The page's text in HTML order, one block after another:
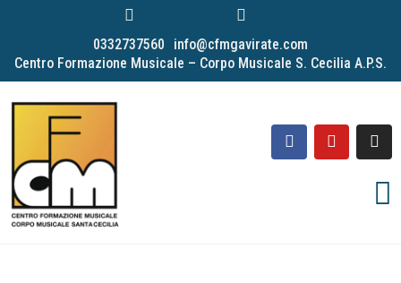
0332737560
info@cfmgavirate.com
Centro Formazione Musicale – Corpo Musicale S. Cecilia A.P.S.